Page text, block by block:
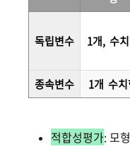
독립변수 1개, 수
종속변수
1개 수치
적합성평가: 모